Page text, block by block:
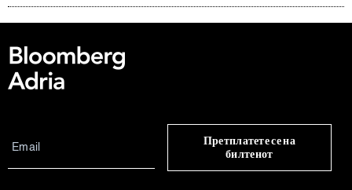
Претплатете се на
билтенот